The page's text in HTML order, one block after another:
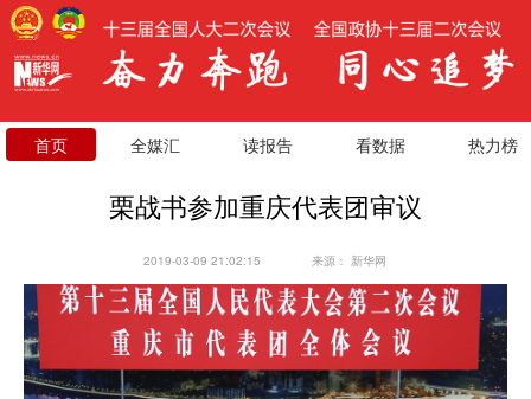
首页 全媒汇 读报告 看数据 热力榜
栗战书参加重庆代表团审议
2019-03-09 21:02:15 来源：新华网